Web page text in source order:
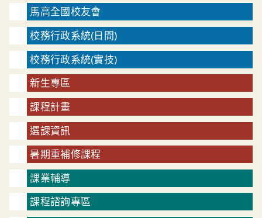
馬高全國校友會
校務行政系統(日間)
校務行政系統(實技)
新生專區
課程計畫
選課資訊
暑期重補修課程
課業輔導
課程諮詢專區